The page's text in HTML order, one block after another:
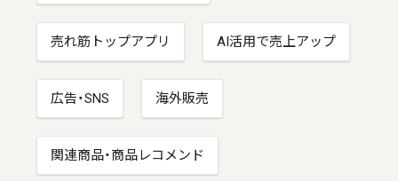
売れ筋トップアプリ AI活用で売上アップ
広告・SNS 海外販売
関連商品・商品レコメンド